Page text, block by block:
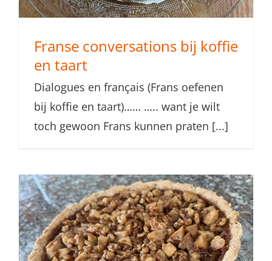
Franse conversations bij koffie
en taart
Dialogues en français (Frans oefenen
bij koffie en taart)…… ….. want je wilt
toch gewoon Frans kunnen praten [...]